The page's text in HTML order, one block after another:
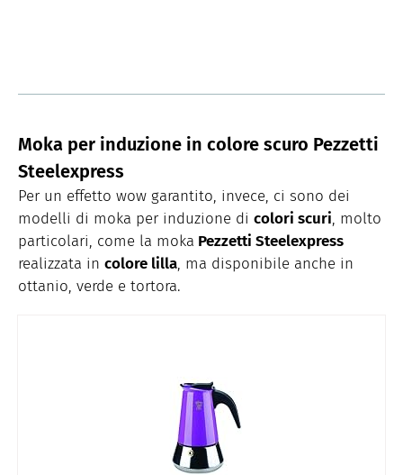
Moka per induzione in colore scuro Pezzetti
Steelexpress
Per un effetto wow garantito, invece, ci sono dei
modelli di moka per induzione di colori scuri, molto
particolari, come la moka Pezzetti Steelexpress
realizzata in colore lilla, ma disponibile anche in
ottanio, verde e tortora.